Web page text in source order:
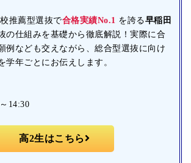
推薦型選抜で合格実績No.1 を誇る早稲田
の仕組みを基礎から徹底解説！実際に合
例なども交えながら、総合型選抜に向け
学年ごとにお伝えします。
14:30
高2生はこちら